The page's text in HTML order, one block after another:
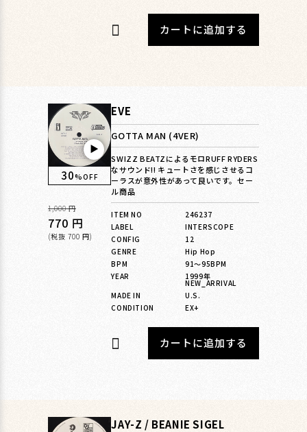
カートに追加する
▶︎
30%OFF
通
常
価
1,000 円
セ
ー
770 円
(税抜 700 円)
EVE
GOTTA MAN (4VER)
SWIZZ BEATZによるモロRUFF RYDERS
なサウンド!! キュートさを感じさせるコ
ーラスが意外性があって良いです。セー
ル商品
ITEM NO
246237
LABEL
INTERSCOPE
CONFIG
12
GENRE
Hip Hop
BPM
91〜95BPM
YEAR
1999年
NEW_ARRIVAL
MADE IN
U.S.
CONDITION
EX+
カートに追加する
JAY-Z / BEANIE SIGEL